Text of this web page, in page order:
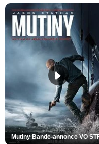
Mutiny Bande-annonce VO